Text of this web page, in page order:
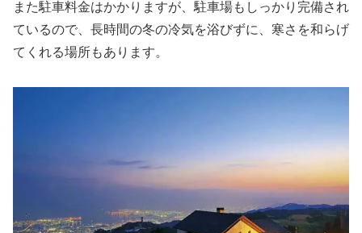
また駐車料金はかかりますが、駐車場もしっかり完備され
ているので、長時間の冬の冷気を浴びずに、寒さを和らげ
てくれる場所もあります。